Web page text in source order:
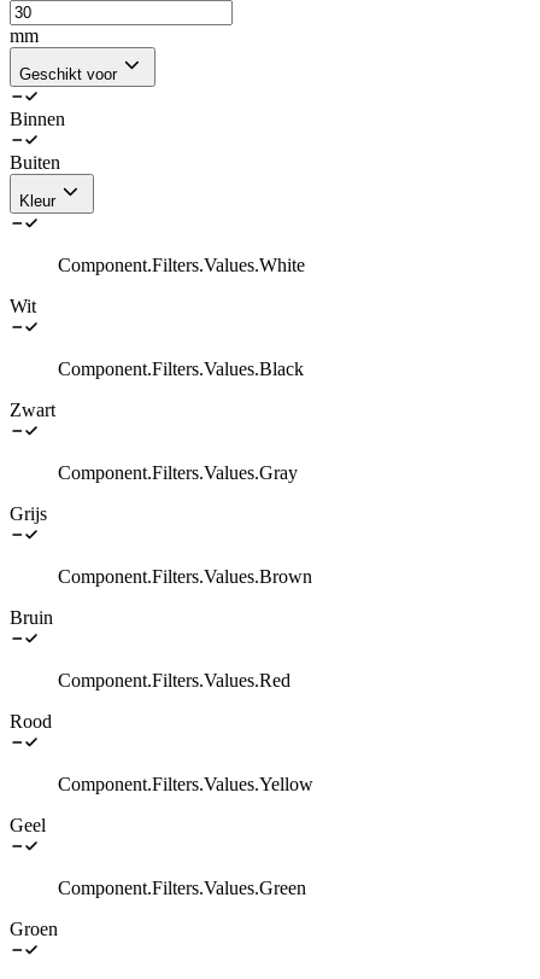
mm
Geschikt voor
Binnen
Buiten
Kleur
Component.Filters.Values.White
Wit
Component.Filters.Values.Black
Zwart
Component.Filters.Values.Gray
Grijs
Component.Filters.Values.Brown
Bruin
Component.Filters.Values.Red
Rood
Component.Filters.Values.Yellow
Geel
Component.Filters.Values.Green
Groen